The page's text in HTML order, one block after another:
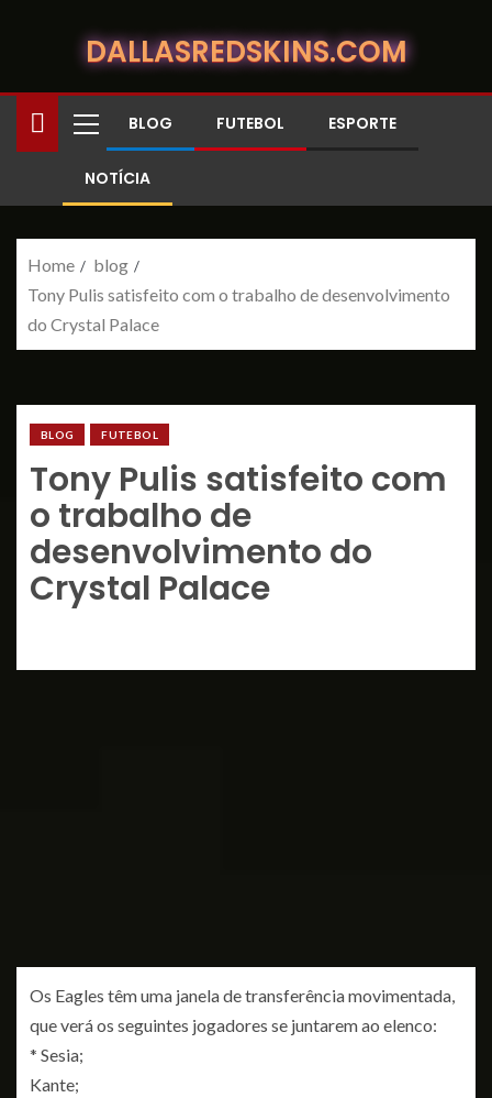
DALLASREDSKINS.COM
BLOG FUTEBOL ESPORTE
NOTÍCIA
Home
blog
Tony Pulis satisfeito com o trabalho de desenvolvimento
do Crystal Palace
BLOG FUTEBOL
Tony Pulis satisfeito com
o trabalho de
desenvolvimento do
Crystal Palace
Os Eagles têm uma janela de transferência movimentada,
que verá os seguintes jogadores se juntarem ao elenco:
* Sesia;
Kante;